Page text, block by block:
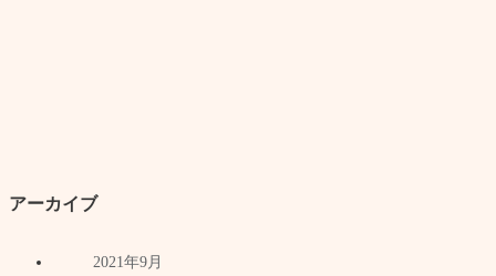
アーカイブ
2021年9月